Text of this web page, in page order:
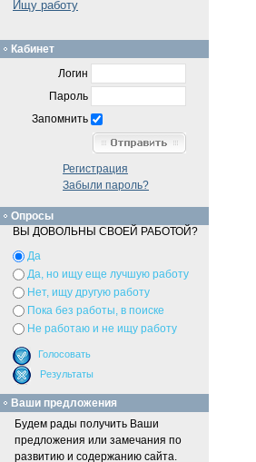
Ищу работу
Кабинет
Логин
Пароль
Запомнить
Регистрация
Забыли пароль?
Опросы
ВЫ ДОВОЛЬНЫ СВОЕЙ РАБОТОЙ?
Да
Да, но ищу еще лучшую работу
Нет, ищу другую работу
Пока без работы, в поиске
Не работаю и не ищу работу
Ваши предложения
Будем рады получить Ваши
предложения или замечания по
развитию и содержанию сайта.